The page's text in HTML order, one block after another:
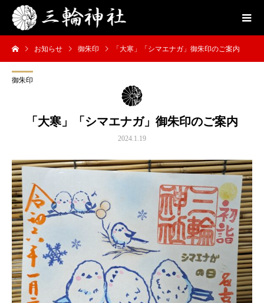
お知らせ 御朱印 「大寒」「シマエナガ」御朱印のご案内
御朱印
「大寒」「シマエナガ」御朱印のご案内
2024.1.19